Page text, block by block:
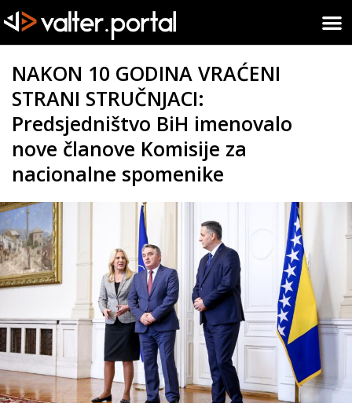
NAKON 10 GODINA VRAĆENI
STRANI STRUČNJACI:
Predsjedništvo BiH imenovalo
nove članove Komisije za
nacionalne spomenike